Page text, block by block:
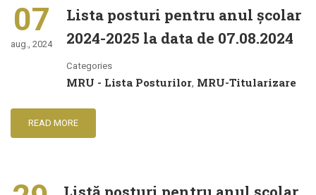
07
aug., 2024
Lista posturi pentru anul şcolar
2024-2025 la data de 07.08.2024
Categories
MRU - Lista Posturilor, MRU-Titularizare
READ MORE